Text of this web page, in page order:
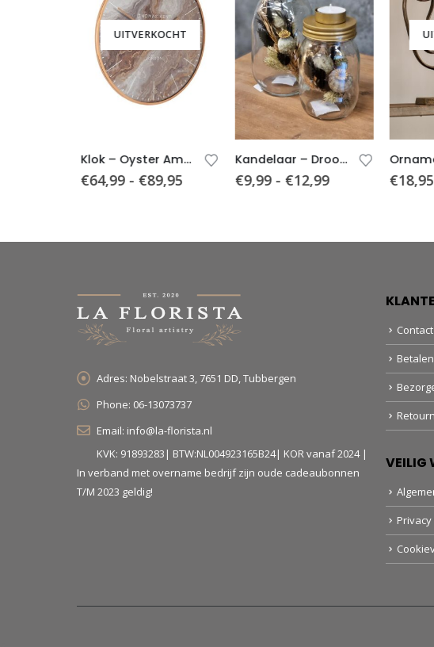
UITVERKOCHT
Klok – Oyster Amber/Goud – Luxe Label
€64,99 - €89,95
Kandelaar – Droogbloemen – Waxinelicht
€9,99 - €12,99 €18,95
Adres: Nobelstraat 3, 7651 DD, Tubbergen
Phone: 06-13073737
Email: info@la-florista.nl
KVK: 91893283| BTW:NL004923165B24| KOR vanaf 2024 |
In verband met overname bedrijf zijn oude cadeaubonnen
T/M 2023 geldig!
Contact
Betalen
VEILIG